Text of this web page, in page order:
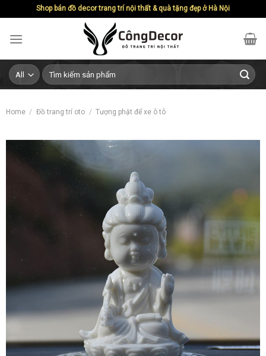
content
Shop bán đồ decor trang trí nội thất & quà tặng đẹp ở Hà Nội
Search
for:
Home / Đồ trang trí oto / Tượng phật để xe ô tô